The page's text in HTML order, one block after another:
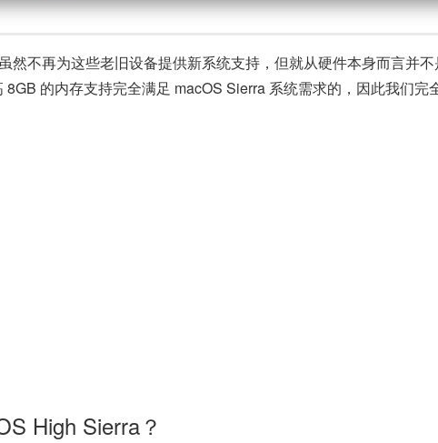
然不再为这些老旧设备提供新系统支持，但就从硬件本身而言并
的内存支持完全满足 macOS Sierra 系统需求的，因此我们
High Sierra？